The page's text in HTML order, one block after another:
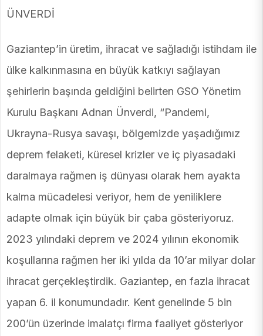
ÜNVERDİ
Gaziantep’in üretim, ihracat ve sağladığı istihdam ile
ülke kalkınmasına en büyük katkıyı sağlayan
şehirlerin başında geldiğini belirten GSO Yönetim
Kurulu Başkanı Adnan Ünverdi, “Pandemi,
Ukrayna-Rusya savaşı, bölgemizde yaşadığımız
deprem felaketi, küresel krizler ve iç piyasadaki
daralmaya rağmen iş dünyası olarak hem ayakta
kalma mücadelesi veriyor, hem de yeniliklere
adapte olmak için büyük bir çaba gösteriyoruz.
2023 yılındaki deprem ve 2024 yılının ekonomik
koşullarına rağmen her iki yılda da 10’ar milyar dolar
ihracat gerçekleştirdik. Gaziantep, en fazla ihracat
yapan 6. il konumundadır. Kent genelinde 5 bin
200’ün üzerinde imalatçı firma faaliyet gösteriyor